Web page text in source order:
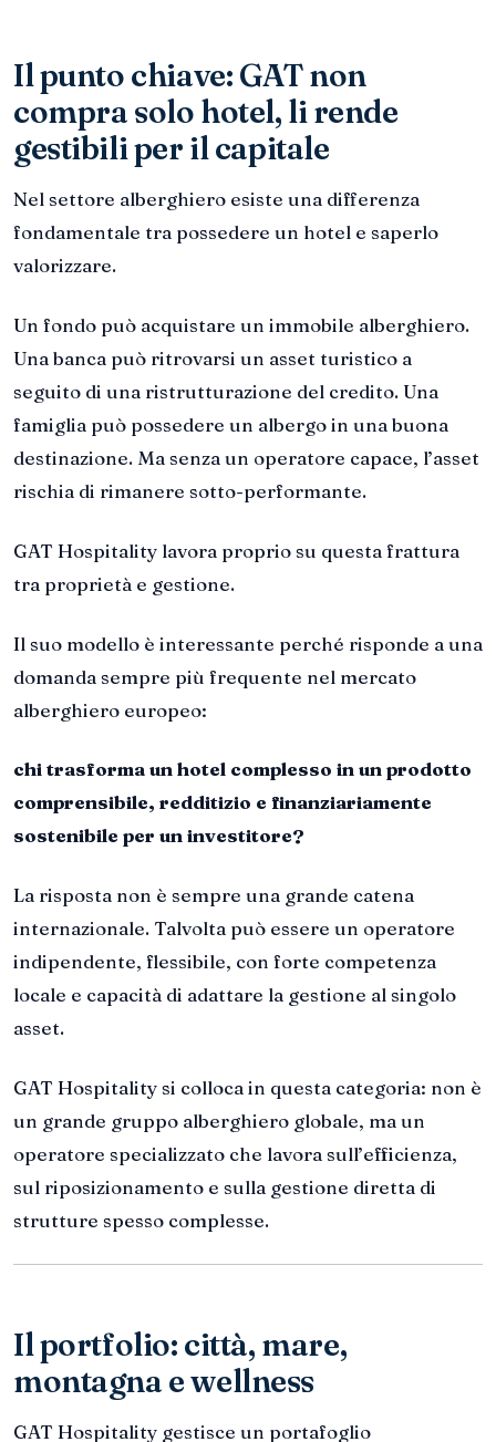
Il punto chiave: GAT non
compra solo hotel, li rende
gestibili per il capitale
Nel settore alberghiero esiste una differenza
fondamentale tra possedere un hotel e saperlo
valorizzare.
Un fondo può acquistare un immobile alberghiero.
Una banca può ritrovarsi un asset turistico a
seguito di una ristrutturazione del credito. Una
famiglia può possedere un albergo in una buona
destinazione. Ma senza un operatore capace, l’asset
rischia di rimanere sotto-performante.
GAT Hospitality lavora proprio su questa frattura
tra proprietà e gestione.
Il suo modello è interessante perché risponde a una
domanda sempre più frequente nel mercato
alberghiero europeo:
chi trasforma un hotel complesso in un prodotto
comprensibile, redditizio e finanziariamente
sostenibile per un investitore?
La risposta non è sempre una grande catena
internazionale. Talvolta può essere un operatore
indipendente, flessibile, con forte competenza
locale e capacità di adattare la gestione al singolo
asset.
GAT Hospitality si colloca in questa categoria: non è
un grande gruppo alberghiero globale, ma un
operatore specializzato che lavora sull’efficienza,
sul riposizionamento e sulla gestione diretta di
strutture spesso complesse.
Il portfolio: città, mare,
montagna e wellness
GAT Hospitality gestisce un portafoglio